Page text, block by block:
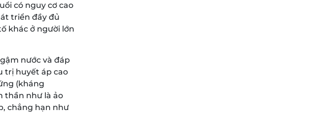
có nguy cơ cao
triển đầy đủ
khác ở người lớn
nước và đáp
trị huyết áp cao
(kháng
thần như là ảo
chẳng hạn như